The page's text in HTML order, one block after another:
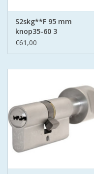
S2skg**F 95 mm
knop35-60 3
keersleutels
€61,00